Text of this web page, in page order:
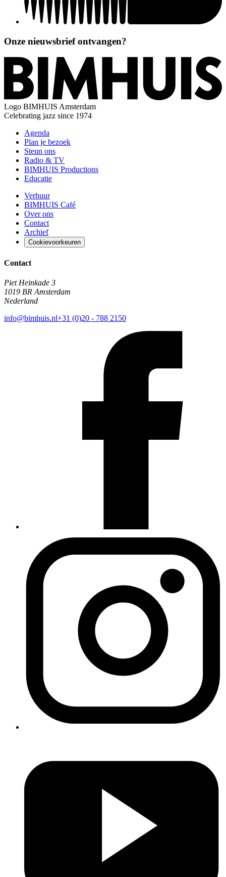
Onze nieuwsbrief ontvangen?
Logo BIMHUIS Amsterdam
Celebrating jazz since 1974
Agenda
Plan je bezoek
Steun ons
Radio & TV
BIMHUIS Productions
Educatie
Verhuur
BIMHUIS Café
Over ons
Contact
Archief
Cookievoorkeuren
Contact
Piet Heinkade 3
1019 BR Amsterdam
Nederland
info@bimhuis.nl+31 (0)20 - 788 2150